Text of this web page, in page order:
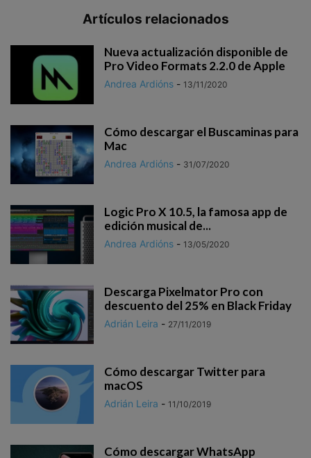
Artículos relacionados
Nueva actualización disponible de
Pro Video Formats 2.2.0 de Apple
Andrea Ardións - 13/11/2020
Cómo descargar el Buscaminas para
Mac
Andrea Ardións - 31/07/2020
Logic Pro X 10.5, la famosa app de
edición musical de...
Andrea Ardións - 13/05/2020
Descarga Pixelmator Pro con
descuento del 25% en Black Friday
Adrián Leira - 27/11/2019
Cómo descargar Twitter para
macOS
Adrián Leira - 11/10/2019
Cómo descargar WhatsApp